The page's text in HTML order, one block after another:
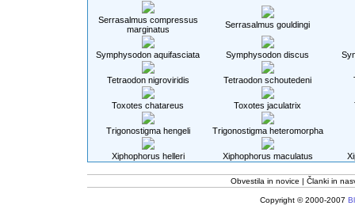
Serrasalmus compressus
marginatus
Serrasalmus gouldingi
Symphysodon aquifasciata Symphysodon discus
Tetraodon nigroviridis Tetraodon schoutedeni
Toxotes chatareus Toxotes jaculatrix
Trigonostigma hengeli Trigonostigma heteromorpha
Xiphophorus helleri Xiphophorus maculatus
Obvestila in novice Članki in
Copyright © 2000-2007